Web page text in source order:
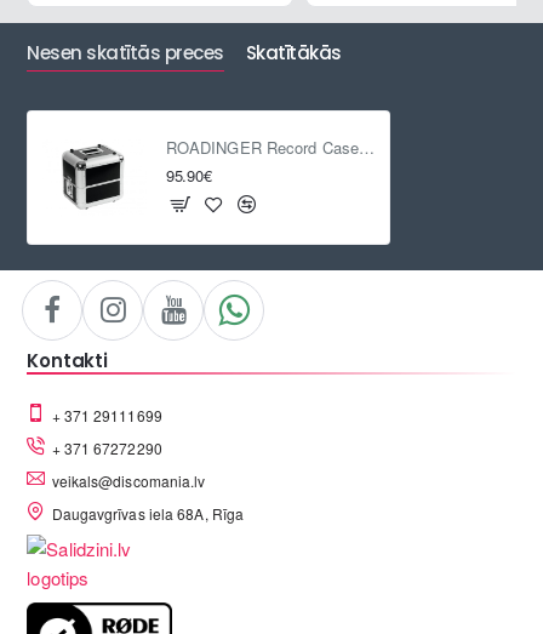
Nesen skatītās preces Skatītākās
ROADINGER Record Case ALU 50/50
95.90€
Kontakti
+ 371 29111699
+ 371 67272290
veikals@discomania.lv
Daugavgrīvas iela 68A, Rīga